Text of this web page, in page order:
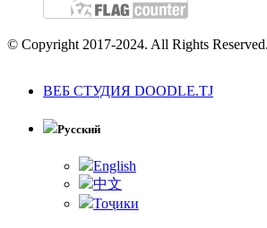
© Copyright 2017-2024. All Rights Reserved.
ВЕБ СТУДИЯ DOODLE.TJ
Русский
English
中文
Тоҷики